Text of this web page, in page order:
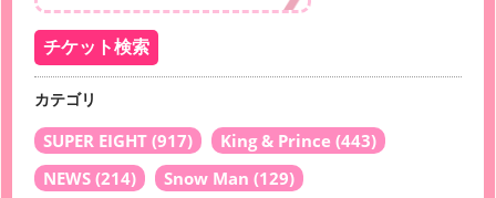
カテゴリ
SUPER EIGHT (917) King & Prince (443)
NEWS (214) Snow Man (129)